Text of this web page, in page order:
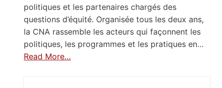
politiques et les partenaires chargés des
questions d’équité. Organisée tous les deux ans,
la CNA rassemble les acteurs qui façonnent les
politiques, les programmes et les pratiques en…
Read More…